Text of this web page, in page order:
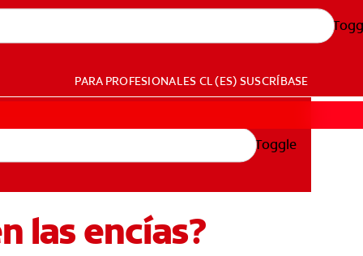
PARA PROFESIONALES CL (ES) SUSCRÍBASE
Toggle
las encías?